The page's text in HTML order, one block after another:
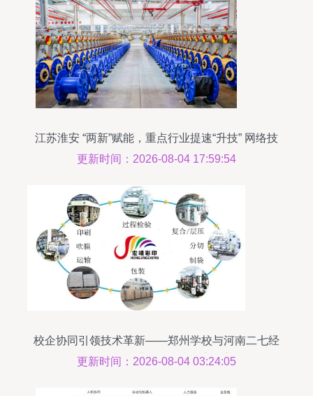
江苏淮安 “两新”赋能，重点行业提速“升技” 网络技
术领域内的技术开发
更新时间：2026-08-04 17:59:54
校企协同引领技术革新——郑州学校与河南二七经
开区联合推进网络技术自主创新
更新时间：2026-08-04 03:24:05